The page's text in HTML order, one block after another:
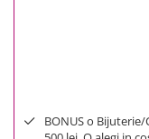
BONUS o